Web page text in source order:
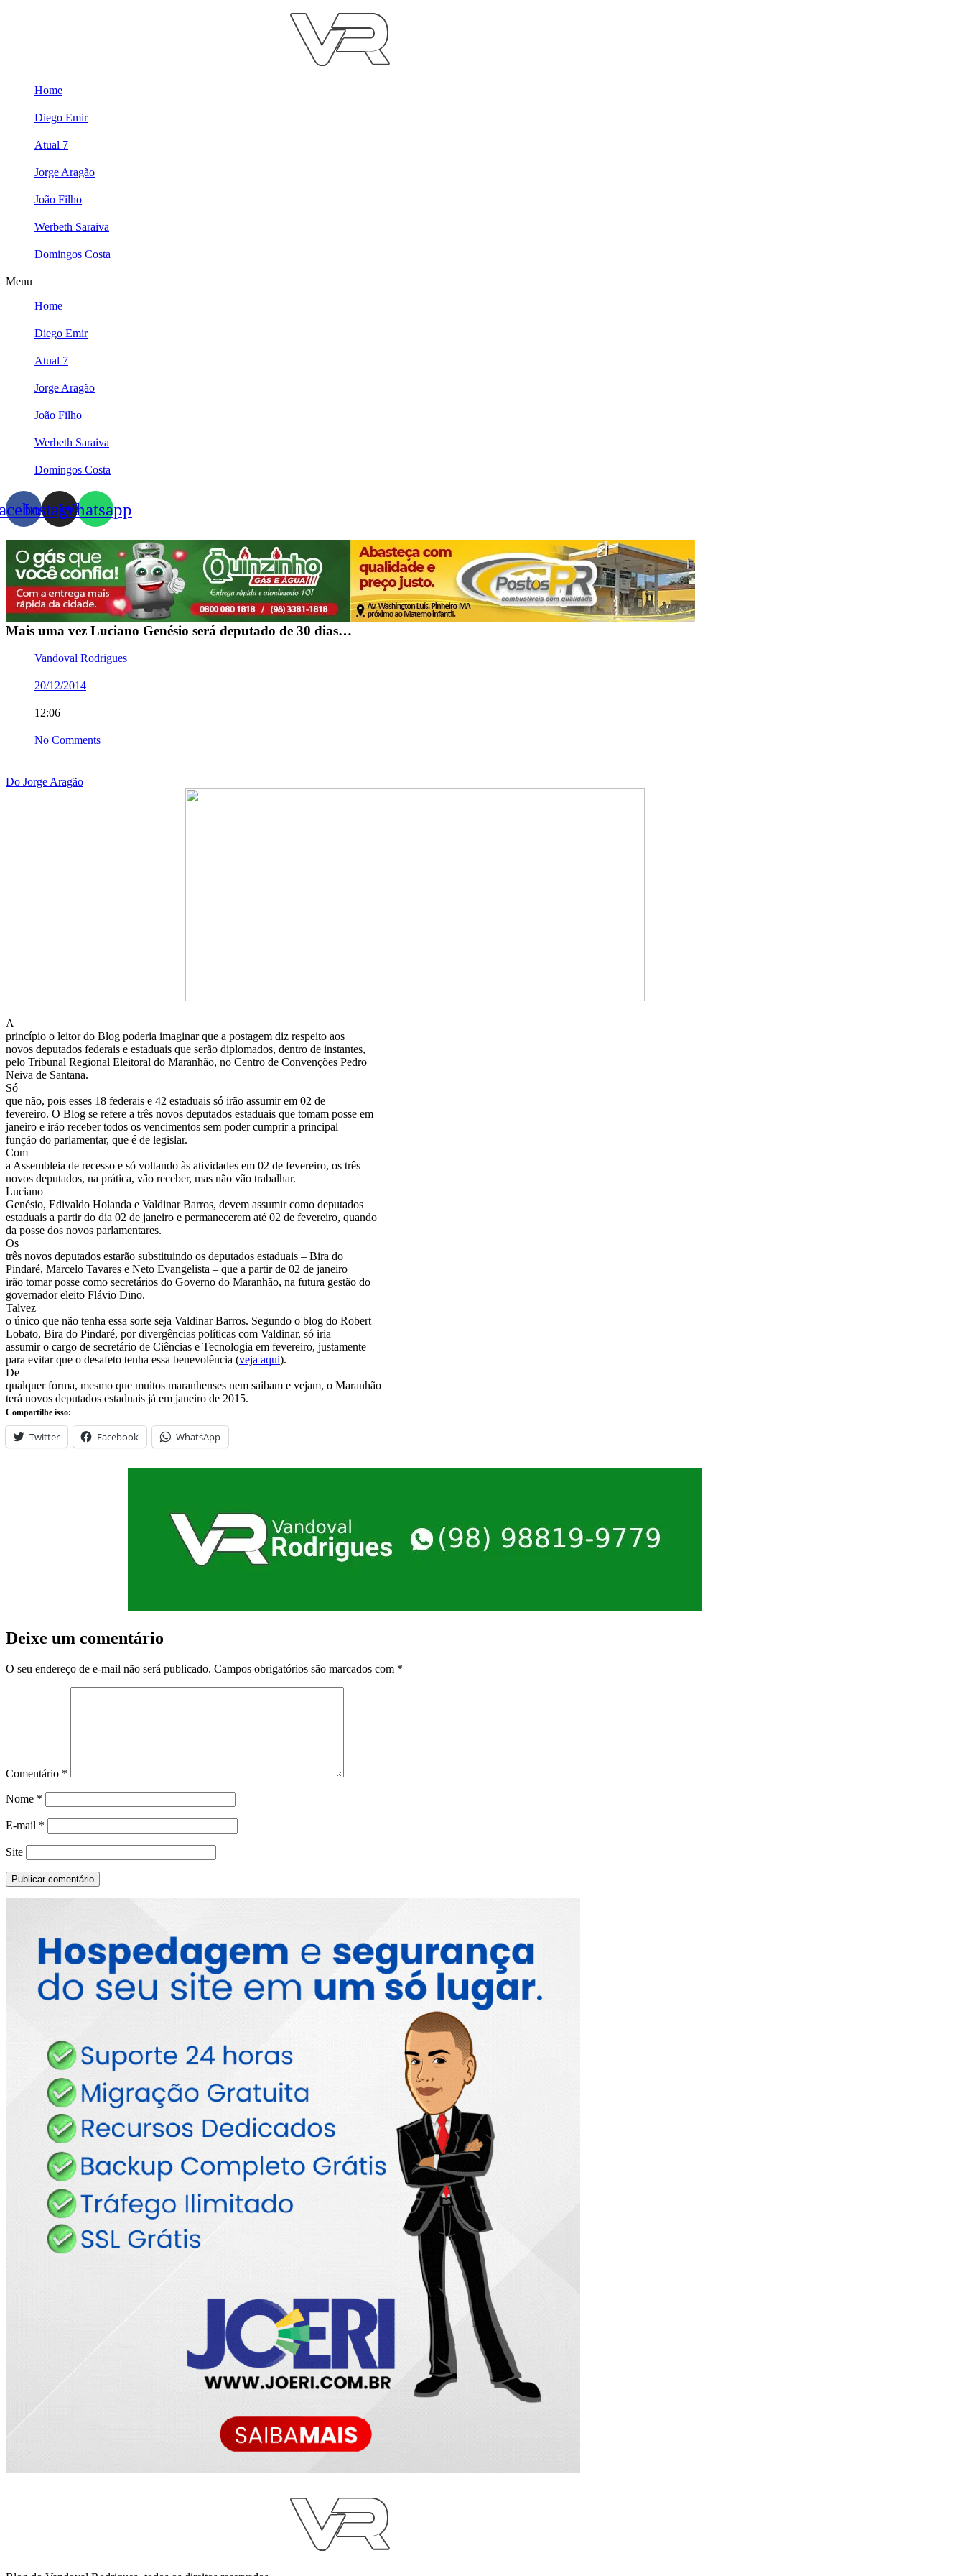
Home
Diego Emir
Atual 7
Jorge Aragão
João Filho
Werbeth Saraiva
Domingos Costa
Menu
Home
Diego Emir
Atual 7
Jorge Aragão
João Filho
Werbeth Saraiva
Domingos Costa
InstagramWhatsapp
Mais uma vez Luciano Genésio será deputado de 30 dias…
Vandoval Rodrigues
20/12/2014
12:06
No Comments
Do Jorge Aragão
A
princípio o leitor do Blog poderia imaginar que a postagem diz respeito aos
novos deputados federais e estaduais que serão diplomados, dentro de instantes,
pelo Tribunal Regional Eleitoral do Maranhão, no Centro de Convenções Pedro
Neiva de Santana.
Só
que não, pois esses 18 federais e 42 estaduais só irão assumir em 02 de
fevereiro. O Blog se refere a três novos deputados estaduais que tomam posse em
janeiro e irão receber todos os vencimentos sem poder cumprir a principal
função do parlamentar, que é de legislar.
Com
a Assembleia de recesso e só voltando às atividades em 02 de fevereiro, os três
novos deputados, na prática, vão receber, mas não vão trabalhar.
Luciano
Genésio, Edivaldo Holanda e Valdinar Barros, devem assumir como deputados
estaduais a partir do dia 02 de janeiro e permanecerem até 02 de fevereiro, quando
da posse dos novos parlamentares.
Os
três novos deputados estarão substituindo os deputados estaduais – Bira do
Pindaré, Marcelo Tavares e Neto Evangelista – que a partir de 02 de janeiro
irão tomar posse como secretários do Governo do Maranhão, na futura gestão do
governador eleito Flávio Dino.
Talvez
o único que não tenha essa sorte seja Valdinar Barros. Segundo o blog do Robert
Lobato, Bira do Pindaré, por divergências políticas com Valdinar, só iria
assumir o cargo de secretário de Ciências e Tecnologia em fevereiro, justamente
para evitar que o desafeto tenha essa benevolência (veja aqui).
De
qualquer forma, mesmo que muitos maranhenses nem saibam e vejam, o Maranhão
terá novos deputados estaduais já em janeiro de 2015.
Compartilhe isso:
Twitter Facebook WhatsApp
Deixe um comentário
O seu endereço de e-mail não será publicado. Campos obrigatórios são marcados com *
Comentário *
Nome *
E-mail *
Site